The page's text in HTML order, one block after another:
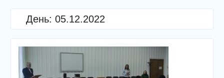
День: 05.12.2022